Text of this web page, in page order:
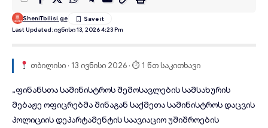
Last Updated: Ივნისი 13, 2026 4:23 Pm
SheniTbilisi.ge
თბილისი · 13 ივნისი 2026 · ⏱ 1 წთ საკითხავი
„ფინანსთა სამინისტროს შემოსავლების სამსახურის
მებაჟე ოფიცრებმა შინაგან საქმეთასამინისტროსდაცვის
პოლიციის დეპარტამენტის საავიაციო უშიშროების